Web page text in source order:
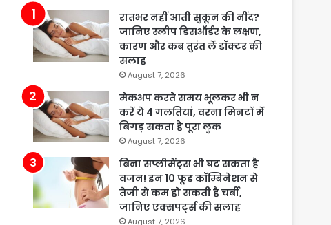
रातभर नहीं आती सुकून की नींद?
जानिए स्लीप डिसऑर्डर के लक्षण,
कारण और कब तुरंत लें डॉक्टर की
सलाह
August 7, 2026
मेकअप करते समय भूलकर भी न
करें ये 4 गलतियां, वरना मिनटों में
बिगड़ सकता है पूरा लुक
August 7, 2026
बिना सप्लीमेंट्स भी घट सकता है
वजन! इन 10 फूड कॉम्बिनेशन से
तेजी से कम हो सकती है चर्बी,
जानिए एक्सपर्ट्स की सलाह
August 7, 2026